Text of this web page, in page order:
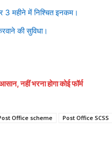
3 महीने में निश्चित इनकम।
की सुविधा।
नहीं भरना होगा कोई फॉर्म
Office scheme
Post Office SCSS